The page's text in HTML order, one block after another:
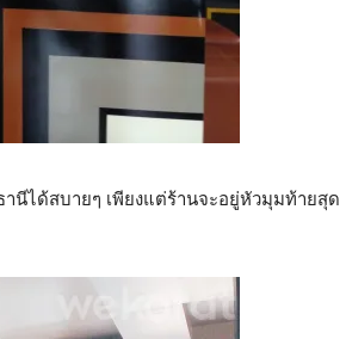
านีได้สบายๆ เพียงแต่ร้านจะอยู่หัวมุมท้ายสุด